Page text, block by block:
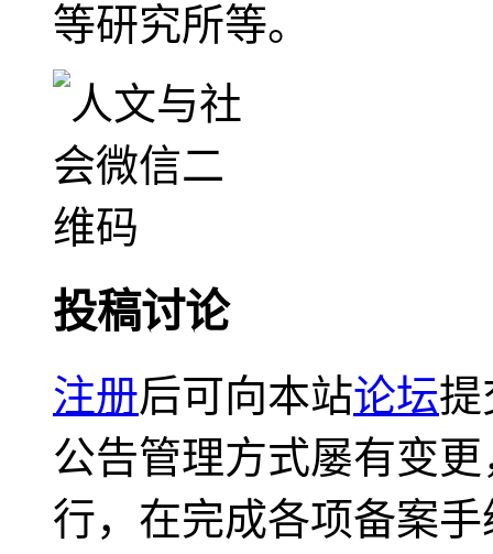
等研究所等。
投稿讨论
注册后可向本站论坛提
公告管理方式屡有变
行，在完成各项备案